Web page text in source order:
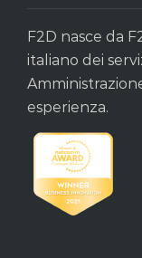
F2D nasce da
italiano dei
esperienza.